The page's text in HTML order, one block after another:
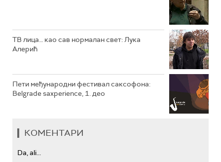
ТВ лица… као сав нормалан свет: Лука
Алерић
Пети међународни фестивал саксофона:
Belgrade saxperience, 1. део
КОМЕНТАРИ
Da, ali...